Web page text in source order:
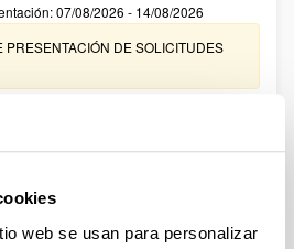
web se usan para personalizar
07/08/2026 - 14/08/2026
PRESENTACIÓN DE SOLICITUDES
de la adquisición y renovación de
fondos bibliográficos en la
errores del listado provisional de
23/03/2026: Relación